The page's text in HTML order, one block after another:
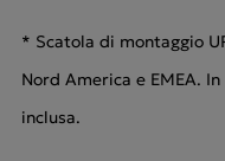
* Scatola di montaggio
Nord America e EMEA.
inclusa.